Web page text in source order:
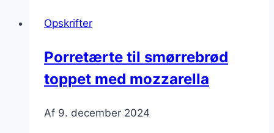
Opskrifter
Porretærte til smørrebrød
toppet med mozzarella
Af 9. december 2024